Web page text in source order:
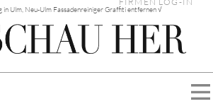
in Ulm, Neu-Ulm Fassadenreiniger Graffiti entfernen √